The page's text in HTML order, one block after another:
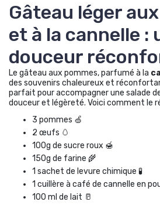
Gâteau léger
et à la cannelle :
douceur
Le gâteau aux pommes, parfumé à la
des souvenirs chaleureux et
parfait pour accompagner une salade
douceur et légèreté. Voici comment le
3 pommes 🍏
2 œufs 🥚
100g de sucre roux 🍯
150g de farine 🌾
1 sachet de levure chimique 🧪
1 cuillère à café de cannelle en
100 ml de lait 🥛